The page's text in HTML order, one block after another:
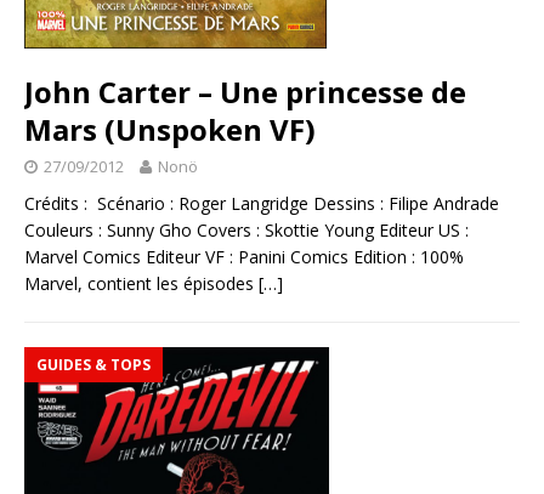
John Carter – Une princesse de
Mars (Unspoken VF)
27/09/2012 Nonö
Crédits : Scénario : Roger Langridge Dessins : Filipe Andrade
Couleurs : Sunny Gho Covers : Skottie Young Editeur US :
Marvel Comics Editeur VF : Panini Comics Edition : 100%
Marvel, contient les épisodes […]
GUIDES & TOPS